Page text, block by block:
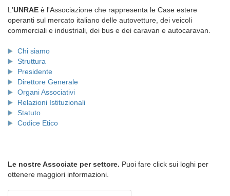
L'UNRAE è l'Associazione che rappresenta le Case estere
operanti sul mercato italiano delle autovetture, dei veicoli
commerciali e industriali, dei bus e dei caravan e autocaravan.
Chi siamo
Struttura
Presidente
Direttore Generale
Organi Associativi
Relazioni Istituzionali
Statuto
Codice Etico
Le nostre Associate per settore. Puoi fare click sui loghi per
ottenere maggiori informazioni.